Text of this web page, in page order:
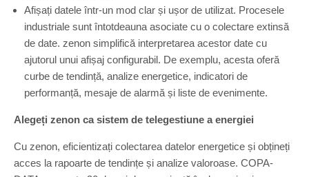
Afișați datele într-un mod clar și ușor de utilizat. Procesele
industriale sunt întotdeauna asociate cu o colectare extinsă
de date. zenon simplifică interpretarea acestor date cu
ajutorul unui afișaj configurabil. De exemplu, acesta oferă
curbe de tendință, analize energetice, indicatori de
performanță, mesaje de alarmă și liste de evenimente.
Alegeți zenon ca sistem de telegestiune a energiei
Cu zenon, eficientizați colectarea datelor energetice și obțineți
acces la rapoarte de tendințe și analize valoroase. COPA-